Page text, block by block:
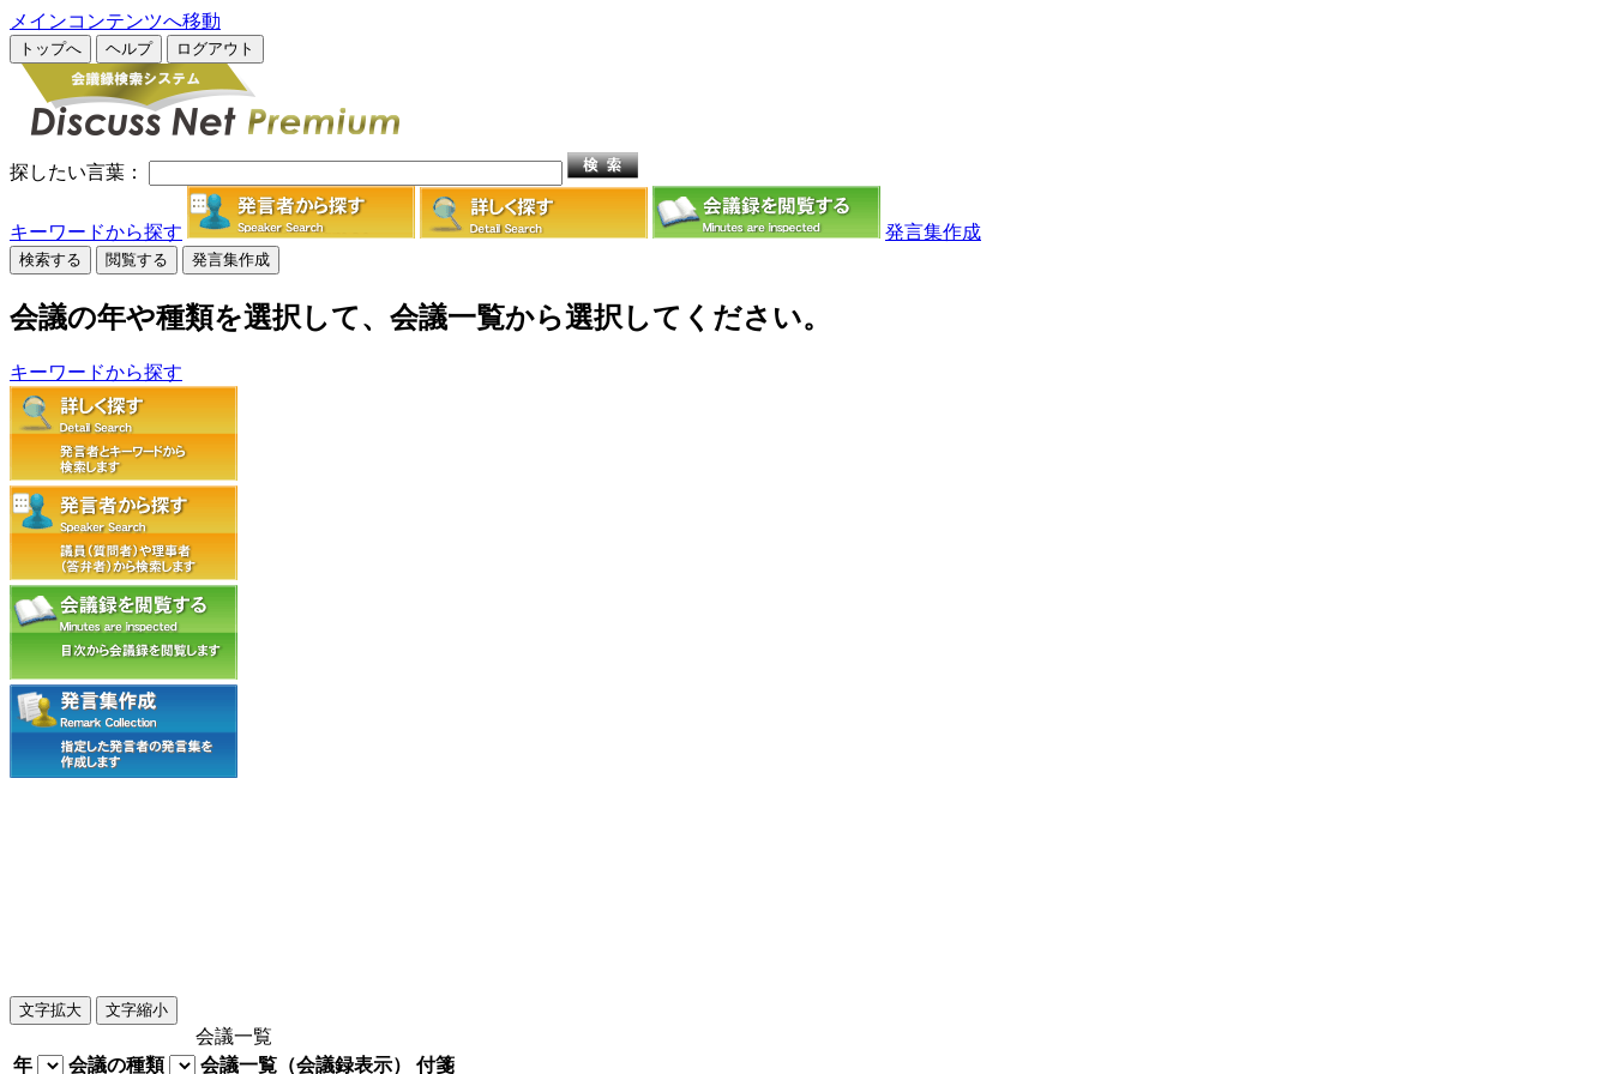
メインコンテンツへ移動
トップへ ヘルプ ログアウト
探したい言葉：
キーワードから探す 発言集作成
検索する 閲覧する 発言集作成
会議の年や種類を選択して、会議一覧から選択してください。
キーワードから探す
文字拡大 文字縮小
会議一覧
年
会議の種類 会議一覧（会議録表示） 付箋